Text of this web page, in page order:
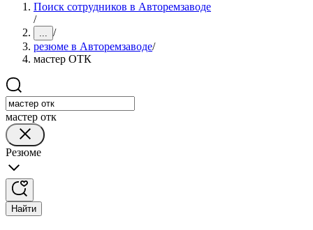
Поиск сотрудников в Авторемзаводе
/
... /
резюме в Авторемзаводе/
мастер ОТК
мастер отк
Резюме
Найти